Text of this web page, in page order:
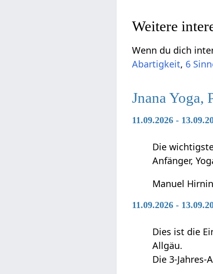
Weitere
Wenn du dich
Abartigkeit, 6
Jnana Yoga,
11.09.2026 -
Die
Anfänger,
Manuel
11.09.2026 -
Dies ist die
Allgäu.
Die 3-